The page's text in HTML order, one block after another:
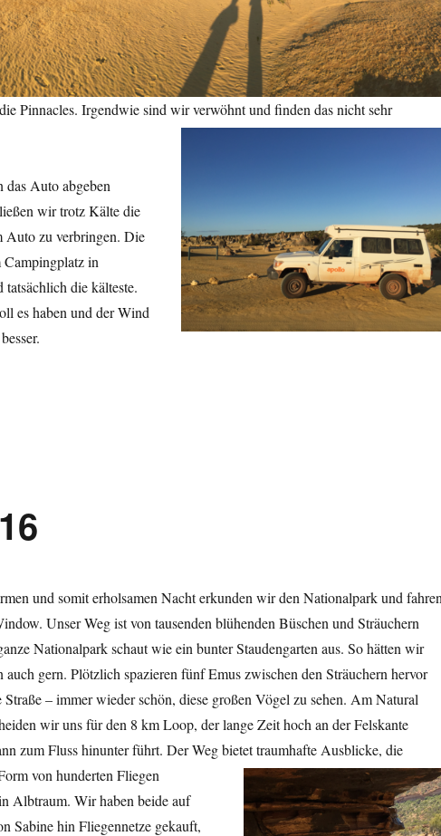
Pinnacles. Irgendwie sind wir verwöhnt und finden das nicht sehr
Auto abgeben
wir trotz Kälte die
Auto zu verbringen. Die
in
tatsächlich die kälteste.
es haben und der Wind
und somit erholsamen Nacht erkunden wir den Nationalpark und
Unser Weg ist von tausenden blühenden Büschen und Sträuchern
Nationalpark schaut wie ein bunter Staudengarten aus. So hätten wir
auch gern. Plötzlich spazieren fünf Emus zwischen den Sträuchern hervor
Straße – immer wieder schön, diese großen Vögel zu sehen. Am Natural
wir uns für den 8 km Loop, der lange Zeit hoch an der Felskante
zum Fluss hinunter führt. Der Weg bietet traumhafte Ausblicke, die
von hunderten Fliegen
Albtraum. Wir haben beide auf
Sabine hin Fliegennetze gekauft,